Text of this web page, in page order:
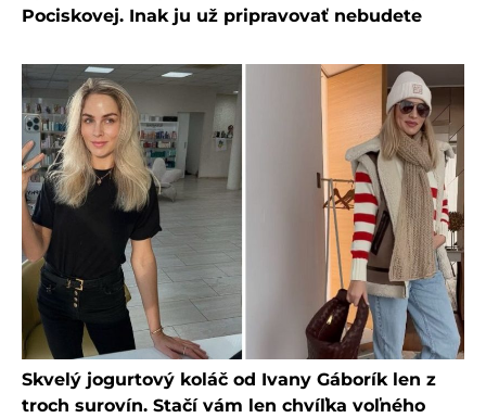
Pociskovej. Inak ju už pripravovať nebudete
Skvelý jogurtový koláč od Ivany Gáborík len z
troch surovín. Stačí vám len chvíľka voľného